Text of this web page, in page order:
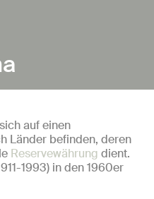
auf einen
Länder befinden, deren
Reservewährung dient.
1993) in den 1960er